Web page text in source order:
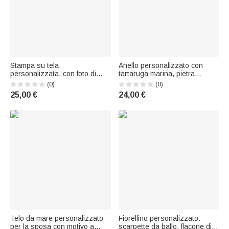
Stampa su tela
personalizzata, con foto di
nozze ad acquerello - Regalo
di matrimonio, anniversario e
inaugurazione casa per
(0)
25,00 €
Anello personalizzato con
tartaruga marina, pietra
portafortuna e nome: gioiello
delicato, regalo di anniversario
o di compleanno per donne
(0)
24,00 €
Telo da mare personalizzato
per la sposa con motivo a
Fiorellino personalizzato:
scarpette da ballo, flacone di